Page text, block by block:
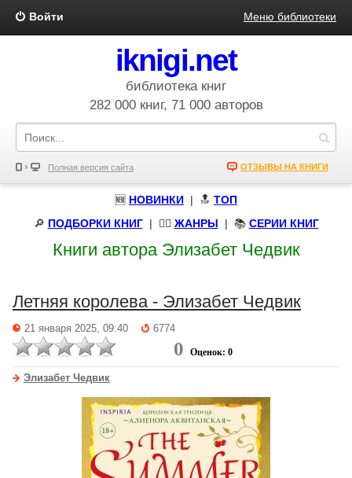
Войти Меню библиотеки
iknigi.net
библиотека книг
282 000 книг, 71 000 авторов
Полная версия сайта ОТЗЫВЫ НА КНИГИ
🆕 НОВИНКИ | 🔝 ТОП
🔎 ПОДБОРКИ КНИГ| 🧝‍♀️ ЖАНРЫ | 📚 СЕРИИ КНИГ
Книги автора Элизабет Чедвик
Летняя королева - Элизабет Чедвик
21 января 2025, 09:40 6774
0 Оценок: 0
Элизабет Чедвик